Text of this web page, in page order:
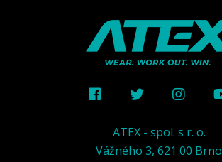
ATEX - spol. s r. o.
Vážného 3, 621 00 Brno